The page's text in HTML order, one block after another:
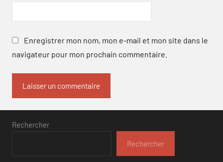
Enregistrer mon nom, mon e-mail et mon site dans le
navigateur pour mon prochain commentaire.
Rechercher
Rechercher